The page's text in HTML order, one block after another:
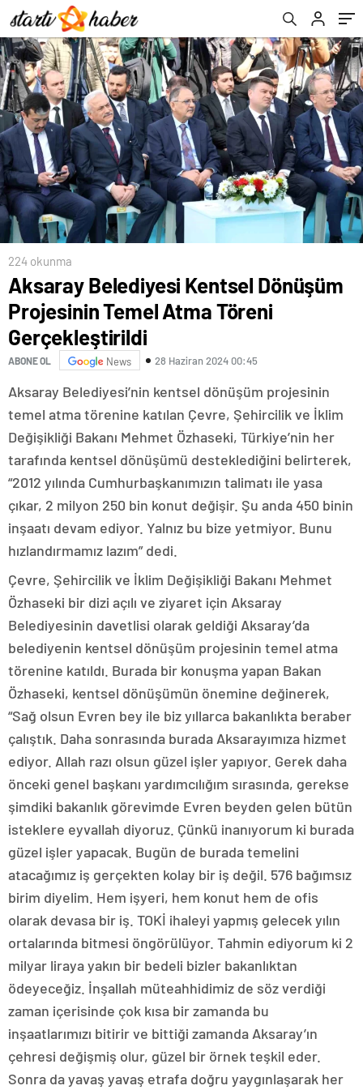
Gerçekleştirildi
224 okunma
Aksaray Belediyesi Kentsel Dönüşüm
Projesinin Temel Atma Töreni
Gerçekleştirildi
ABONE OL News 28 Haziran 2024 00:45
Aksaray Belediyesi’nin kentsel dönüşüm projesinin
temel atma törenine katılan Çevre, Şehircilik ve İklim
Değişikliği Bakanı Mehmet Özhaseki, Türkiye’nin her
tarafında kentsel dönüşümü desteklediğini belirterek,
“2012 yılında Cumhurbaşkanımızın talimatı ile yasa
çıkar, 2 milyon 250 bin konut değişir. Şu anda 450 binin
inşaatı devam ediyor. Yalnız bu bize yetmiyor. Bunu
hızlandırmamız lazım” dedi.
Çevre, Şehircilik ve İklim Değişikliği Bakanı Mehmet
Özhaseki bir dizi açılı ve ziyaret için Aksaray
Belediyesinin davetlisi olarak geldiği Aksaray’da
belediyenin kentsel dönüşüm projesinin temel atma
törenine katıldı. Burada bir konuşma yapan Bakan
Özhaseki, kentsel dönüşümün önemine değinerek,
“Sağ olsun Evren bey ile biz yıllarca bakanlıkta beraber
çalıştık. Daha sonrasında burada Aksarayımıza hizmet
ediyor. Allah razı olsun güzel işler yapıyor. Gerek daha
önceki genel başkanı yardımcılığım sırasında, gerekse
şimdiki bakanlık görevimde Evren beyden gelen bütün
isteklere eyvallah diyoruz. Çünkü inanıyorum ki burada
güzel işler yapacak. Bugün de burada temelini
atacağımız iş gerçekten kolay bir iş değil. 576 bağımsız
birim diyelim. Hem işyeri, hem konut hem de ofis
olarak devasa bir iş. TOKİ ihaleyi yapmış gelecek yılın
ortalarında bitmesi öngörülüyor. Tahmin ediyorum ki 2
milyar liraya yakın bir bedeli bizler bakanlıktan
ödeyeceğiz. İnşallah müteahhidimiz de söz verdiği
zaman içerisinde çok kısa bir zamanda bu
inşaatlarımızı bitirir ve bittiği zamanda Aksaray’ın
çehresi değişmiş olur, güzel bir örnek teşkil eder.
Sonra da yavaş yavaş etrafa doğru yaygınlaşarak her